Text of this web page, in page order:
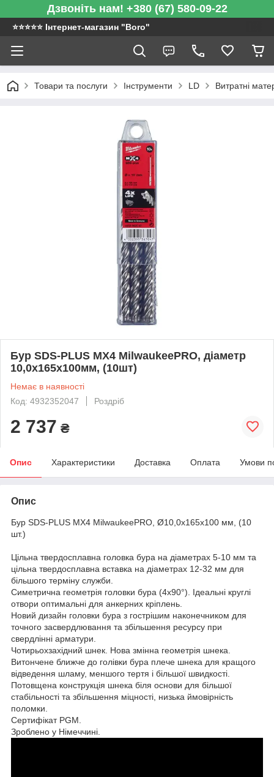
Дзвоніть нам! +380 (67) 580-09-22
⭐️⭐️⭐️⭐️⭐️ Інтернет-магазин "Boro"
Товари та послуги Інструменти LD Витратні
Бур SDS-PLUS MX4 MilwaukeePRO, діаметр
10,0х165х100мм, (10шт)
Немає в наявності
Код: 4932352047
Роздріб
2 737 ₴
Опис Характеристики Доставка Оплата Умови
Опис
Бур SDS-PLUS MX4 MilwaukeePRO, Ø10,0х165х100 мм, (10
шт.)
Цільна твердосплавна головка бура на діаметрах 5-10 мм та
цільна твердосплавна вставка на діаметрах 12-32 мм для
більшого терміну служби.
Симетрична геометрія головки бура (4x90°). Ідеальні круглі
отвори оптимальні для анкерних кріплень.
Новий дизайн головки бура з гострішим наконечником для
точного засвердлювання та збільшення ресурсу при
свердлінні арматури.
Чотирьохзахідний шнек. Нова змінна геометрія шнека.
Витончене ближче до голівки бура плече шнека для кращого
відведення шламу, меншого тертя і більшої швидкості.
Потовщена конструкція шнека біля основи для більшої
стабільності та збільшення міцності, низька ймовірність
поломки.
Сертифікат PGM.
Зроблено у Німеччині.